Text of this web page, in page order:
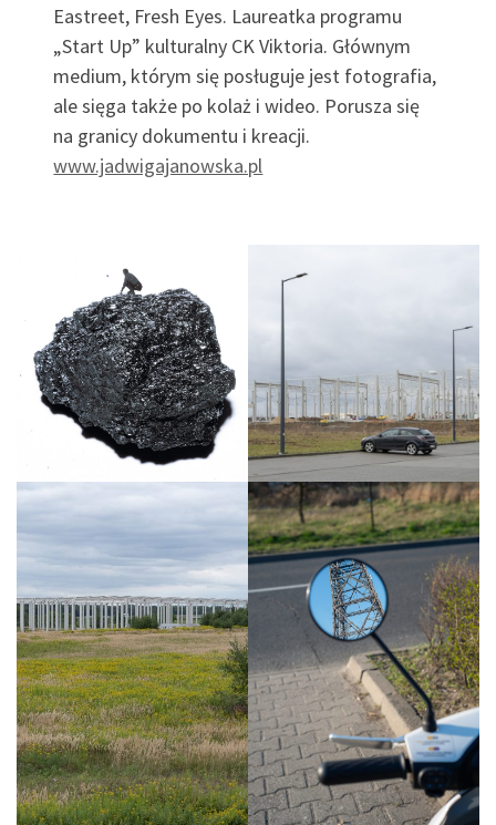
Eastreet, Fresh Eyes. Laureatka programu
„Start Up” kulturalny CK Viktoria. Głównym
medium, którym się posługuje jest fotografia,
ale sięga także po kolaż i wideo. Porusza się
na granicy dokumentu i kreacji.
www.jadwigajanowska.pl